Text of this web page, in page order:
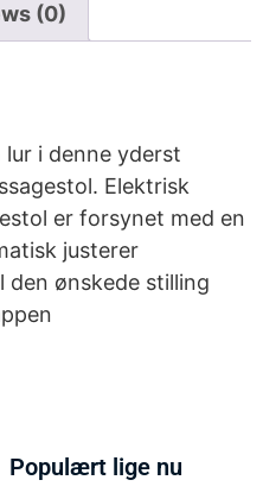
(0)
i denne yderst
Elektrisk
er forsynet med en
justerer
ønskede stilling
Populært lige nu